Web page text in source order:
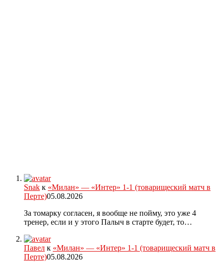
Snak к «Милан» — «Интер» 1-1 (товарищеский матч в
Перте)05.08.2026
За томарку согласен, я вообще не пойму, это уже 4
тренер, если и у этого Палыч в старте будет, то…
Павел к «Милан» — «Интер» 1-1 (товарищеский матч в
Перте)05.08.2026